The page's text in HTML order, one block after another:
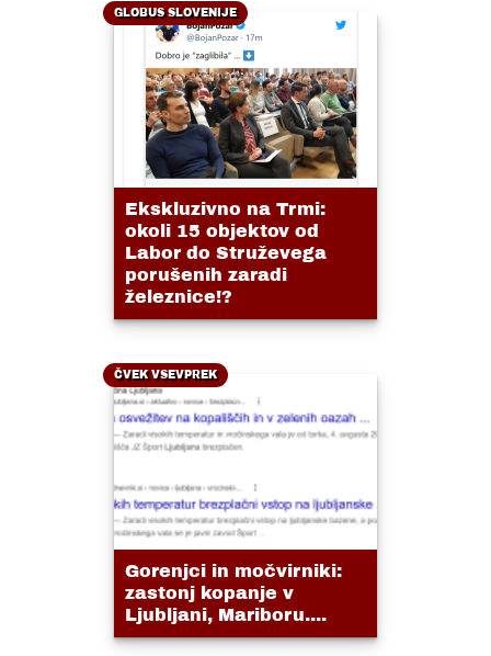
GLOBUS SLOVENIJE
Ekskluzivno na Trmi:
okoli 15 objektov od
Labor do Struževega
porušenih zaradi
železnice!?
ČVEK VSEVPREK
Gorenjci in močvirniki:
zastonj kopanje v
Ljubljani, Mariboru....